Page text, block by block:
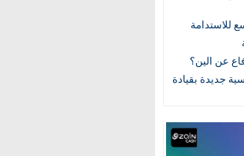
للاستدامة
عن الين؟
جديدة بقيادة